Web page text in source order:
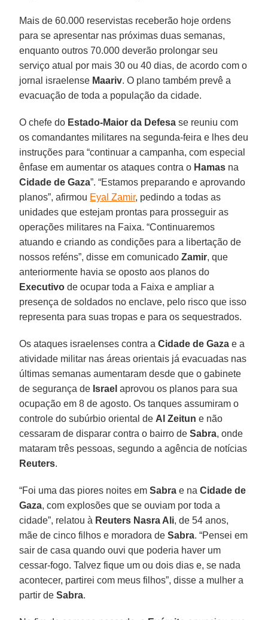
Mais de 60.000 reservistas receberão hoje ordens
para se apresentar nas próximas duas semanas,
enquanto outros 70.000 deverão prolongar seu
serviço atual por mais 30 ou 40 dias, de acordo com o
jornal israelense Maariv. O plano também prevê a
evacuação de toda a população da cidade.
O chefe do Estado-Maior da Defesa se reuniu com
os comandantes militares na segunda-feira e lhes deu
instruções para “continuar a campanha, com especial
ênfase em aumentar os ataques contra o Hamas na
Cidade de Gaza”. “Estamos preparando e aprovando
planos”, afirmou Eyal Zamir, pedindo a todas as
unidades que estejam prontas para prosseguir as
operações militares na Faixa. “Continuaremos
atuando e criando as condições para a libertação de
nossos reféns”, disse em comunicadoZamir, que
anteriormente havia se oposto aos planos do
Executivo de ocupar toda a Faixa e ampliar a
presença de soldados no enclave, pelo risco que isso
representa para suas tropas e para os sequestrados.
Os ataques israelenses contra aCidade de Gaza e a
atividade militar nas áreas orientais já evacuadas nas
últimas semanas aumentaram desde que o gabinete
de segurança de Israel aprovou os planos para sua
ocupação em 8 de agosto. Os tanques assumiram o
controle do subúrbio oriental de Al Zeitun e não
cessaram de disparar contra o bairro deSabra, onde
mataram três pessoas, segundo a agência de notícias
Reuters.
“Foi uma das piores noites emSabra e naCidade de
Gaza, com explosões que se ouviam por toda a
cidade”, relatou à Reuters Nasra Ali, de 54 anos,
mãe de cinco filhos e moradora deSabra. “Pensei em
sair de casa quando ouvi que poderia haver um
cessar-fogo. Talvez fique um ou dois dias e, se nada
acontecer, partirei com meus filhos”, disse a mulher a
partir deSabra.